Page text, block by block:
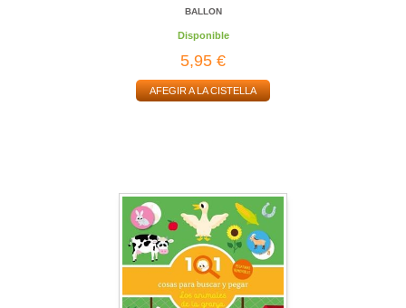
BALLON
Disponible
5,95 €
AFEGIR A LA CISTELLA